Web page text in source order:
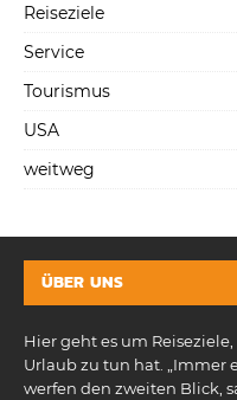
Reiseziele
Service
Tourismus
USA
weitweg
ÜBER UNS
Hier geht es um
Urlaub zu tun hat. „Immer
werfen den zweiten Blick,